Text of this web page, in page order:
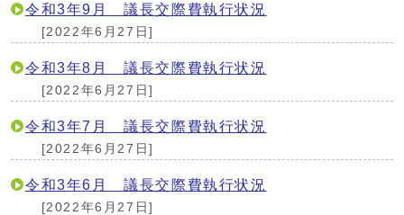
令和3年9月 議長交際費執行状況
[2022年6月27日]
令和3年8月 議長交際費執行状況
[2022年6月27日]
令和3年7月 議長交際費執行状況
[2022年6月27日]
令和3年6月 議長交際費執行状況
[2022年6月27日]